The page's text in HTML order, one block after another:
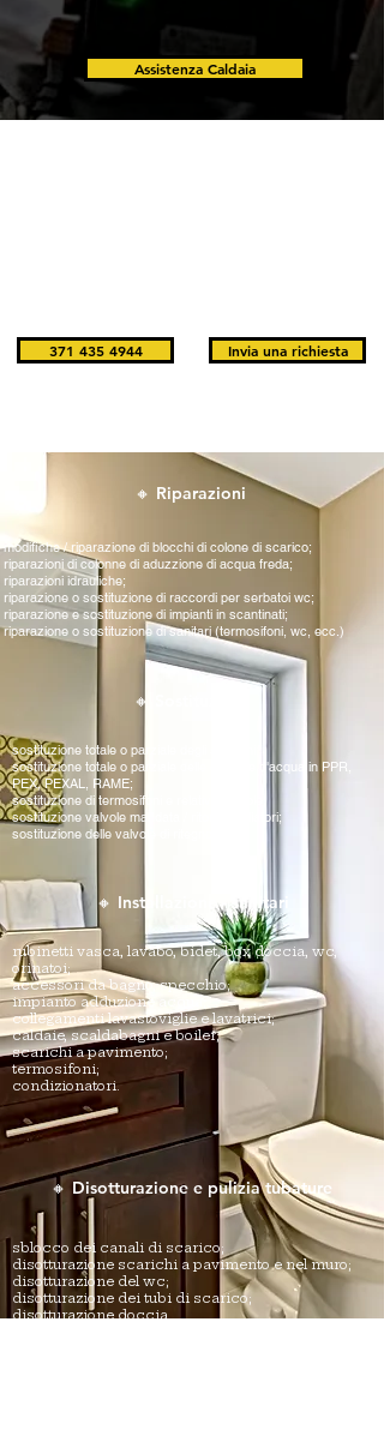
Assistenza Caldaia
371 435 4944 Invia una richiesta
🔸 Riparazioni
modifiche / riparazione di blocchi di colone di scarico;
riparazioni di colonne di aduzzione di acqua freda;
riparazioni idrauliche;
riparazione o sostituzione di raccordi per serbatoi wc;
riparazione e sostituzione di impianti in scantinati;
riparazione o sostituzione di sanitari (termosifoni, wc, ecc.)
🔸 Sostituzioni
sostituzione totale o parziale degli scarichi;
sostituzione totale o parziale delle colonne d'acqua in PPR,
PEX, PEXAL, RAME;
sostituzione di termosifoni e relative valvole;
sostituzione valvole mandata / ritorno radiatori;
sostituzione delle valvole di ritegno.
🔸 Installazione - sanitari
rubinetti vasca, lavabo, bidet, box doccia, wc,
orinatoi;
accessori da bagno, specchio;
impianto adduzione acqua;
collegamenti lavastoviglie e lavatrici;
caldaie, scaldabagni e boiler;
scarichi a pavimento;
termosifoni;
condizionatori.
🔸 Disotturazione e pulizia tubature
sblocco dei canali di scarico;
disotturazione scarichi a pavimento e nel muro;
disotturazione del wc;
disotturazione dei tubi di scarico;
disotturazione doccia.